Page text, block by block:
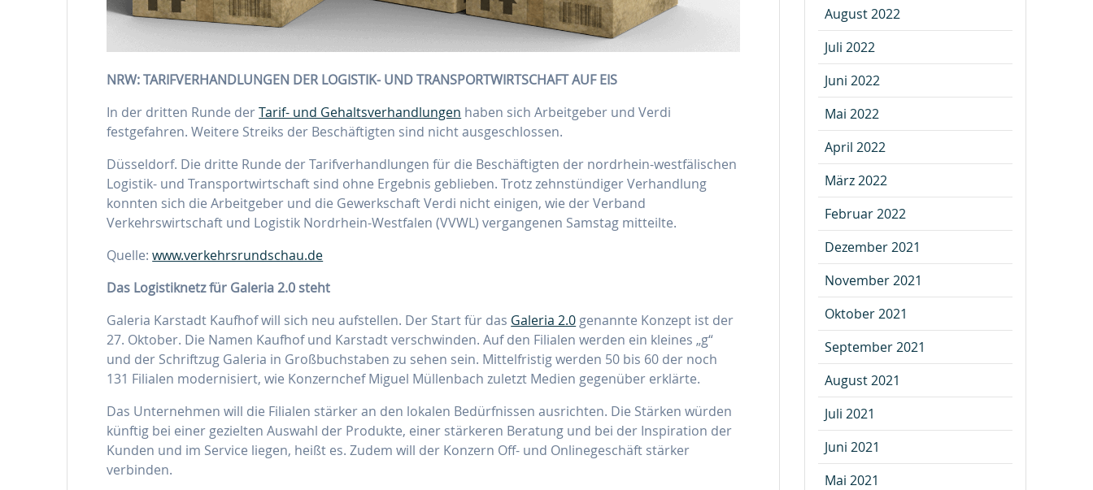
NRW: TARIFVERHANDLUNGEN DER LOGISTIK- UND TRANSPORTWIRTSCHAFT AUF EIS
In der dritten Runde derTarif- und Gehaltsverhandlungen haben sich Arbeitgeber und Verdi
festgefahren. Weitere Streiks der Beschäftigten sind nicht ausgeschlossen.
Düsseldorf. Die dritte Runde der Tarifverhandlungen für die Beschäftigten der nordrhein-westfälischen
Logistik- und Transportwirtschaft sind ohne Ergebnis geblieben. Trotz zehnstündiger Verhandlung
konnten sich die Arbeitgeber und die Gewerkschaft Verdi nicht einigen, wie der Verband
Verkehrswirtschaft und Logistik Nordrhein-Westfalen (VVWL) vergangenen Samstag mitteilte.
Quelle:www.verkehrsrundschau.de
Das Logistiknetz für Galeria 2.0 steht
Galeria Karstadt Kaufhof will sich neu aufstellen. Der Start für das Galeria 2.0 genannte Konzept ist der
27. Oktober. Die Namen Kaufhof und Karstadt verschwinden. Auf den Filialen werden ein kleines „g“
und der Schriftzug Galeria in Großbuchstaben zu sehen sein. Mittelfristig werden 50 bis 60 der noch
131 Filialen modernisiert, wie Konzernchef Miguel Müllenbach zuletzt Medien gegenüber erklärte.
Das Unternehmen will die Filialen stärker an den lokalen Bedürfnissen ausrichten. Die Stärken würden
künftig bei einer gezielten Auswahl der Produkte, einer stärkeren Beratung und bei der Inspiration der
Kunden und im Service liegen, heißt es. Zudem will der Konzern Off- und Onlinegeschäft stärker
verbinden.
August 2022
Juli 2022
Juni 2022
Mai 2022
April 2022
März 2022
Februar 2022
Dezember 2021
November 2021
Oktober 2021
September 2021
August 2021
Juli 2021
Juni 2021
Mai 2021